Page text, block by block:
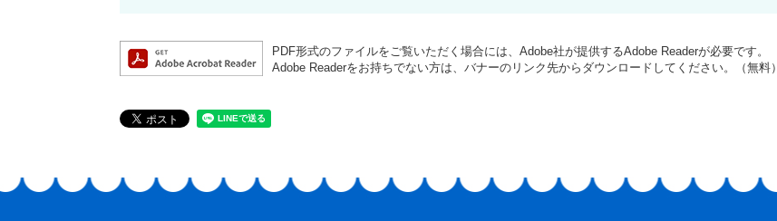
PDF形式のファイルをご覧いただく場合には、Adobe社が提供するAdobe Readerが必要です。
Adobe Readerをお持ちでない方は、バナーのリンク先からダウンロードしてください。（無料）